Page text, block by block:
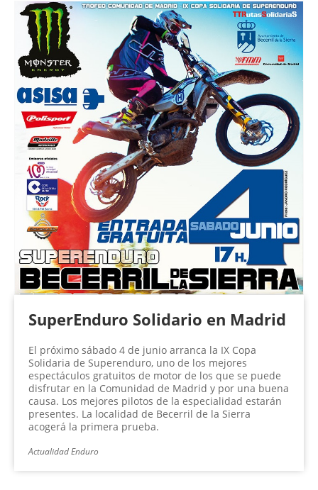
SuperEnduro Solidario en Madrid
El próximo sábado 4 de junio arranca la IX Copa
Solidaria de Superenduro, uno de los mejores
espectáculos gratuitos de motor de los que se puede
disfrutar en la Comunidad de Madrid y por una buena
causa. Los mejores pilotos de la especialidad estarán
presentes. La localidad de Becerril de la Sierra
acogerá la primera prueba.
Actualidad Enduro